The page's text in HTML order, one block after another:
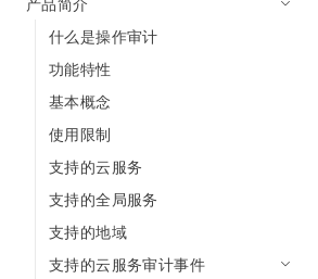
什么是操作审计
功能特性
基本概念
使用限制
支持的云服务
支持的全局服务
支持的地域
支持的云服务审计事件
精选产品
计算
容器
存储
网络与CDN
精选解决方案
互联网应用开发
大数据
安全
网络